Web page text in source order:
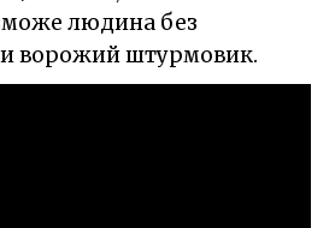
людина без
ворожий штурмовик.